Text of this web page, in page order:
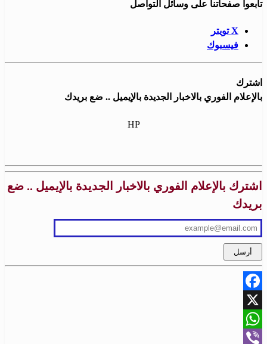
تابعوا صفحاتنا على وسائل التواصل
X تويتر
فيسبوك
اشترك
بالإعلام الفوري بالاخبار الجديدة بالإيميل .. ضع بريدك
HP
اشترك بالإعلام الفوري بالاخبار الجديدة بالإيميل .. ضع
بريدك
Facebook
X
WhatsApp